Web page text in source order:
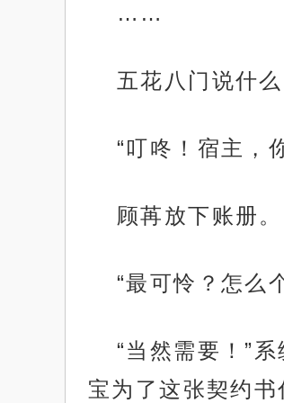
……
五花八门说什
“叮咚！宿主，
顾苒放下账册。
“最可怜？怎么
“当然需要！”
宝为了这张契约